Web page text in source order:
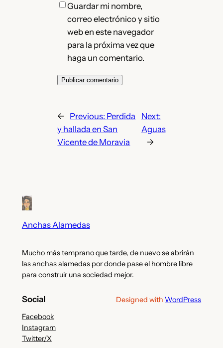
Guardar mi nombre,
correo electrónico y sitio
web en este navegador
para la próxima vez que
haga un comentario.
← Previous: Perdida
y hallada en San
Vicente de Moravia
Next:
Aguas
→
Anchas Alamedas
Mucho más temprano que tarde, de nuevo se abrirán
las anchas alamedas por donde pase el hombre libre
para construir una sociedad mejor.
Social
Facebook
Instagram
Twitter/X
Designed with WordPress